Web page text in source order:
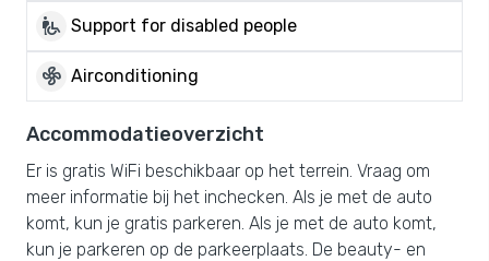
wheelchair_pickup Support for disabled people
mode_fan Airconditioning
Accommodatieoverzicht
Er is gratis WiFi beschikbaar op het terrein. Vraag om
meer informatie bij het inchecken. Als je met de auto
komt, kun je gratis parkeren. Als je met de auto komt,
kun je parkeren op de parkeerplaats. De beauty- en